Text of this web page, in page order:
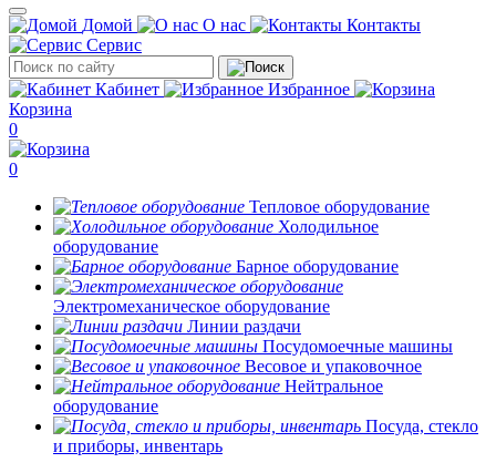
Домой О нас
Контакты
Сервис
Кабинет
Избранное
Корзина
0
0
Тепловое оборудование
Холодильное
оборудование
Барное оборудование
Электромеханическое оборудование
Линии раздачи
Посудомоечные машины
Весовое и упаковочное
Нейтральное
оборудование
Посуда, стекло
и приборы, инвентарь